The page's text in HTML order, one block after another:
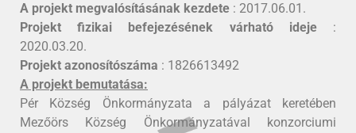
A projekt megvalósításának kezdete : 2017.06.01.
Projekt fizikai befejezésének várható ideje:
2020.03.20.
Projekt azonosítószáma : 1826613492
A projekt bemutatása:
Pér Község Önkormányzata a pályázat keretében
Mezőörs Község Önkormányzatával konzorciumi